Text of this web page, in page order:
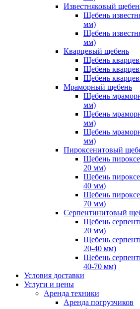
Известняковый
Щебень
мм)
Щебень
мм)
Кварцевый щебень
Щебень
Щебень
Щебень
Мраморный щебень
Щебень
мм)
Щебень
мм)
Щебень
мм)
Пироксенитовый
Щебень
20 мм)
Щебень
40 мм)
Щебень
70 мм)
Серпентинитовый
Щебень
20 мм)
Щебень
20-40 мм)
Щебень
40-70 мм)
Условия доставки
Услуги и цены
Аренда техники
Аренда погрузчиков